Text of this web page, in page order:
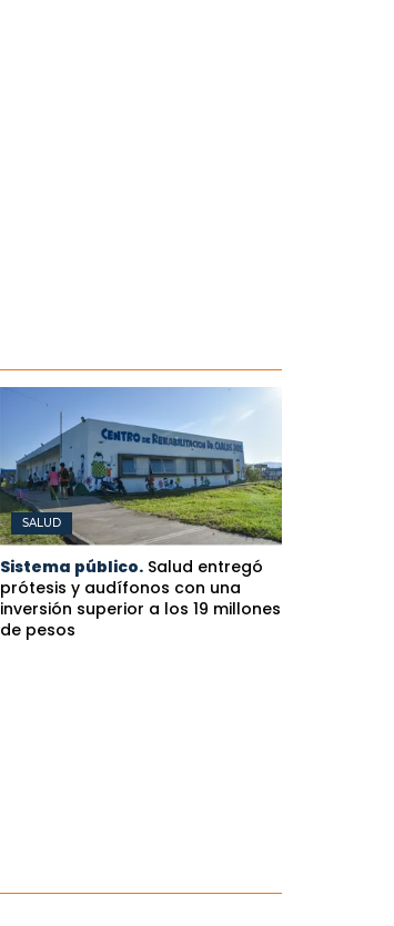
SALUD
Sistema público. Salud entregó
prótesis y audífonos con una
inversión superior a los 19 millones
de pesos